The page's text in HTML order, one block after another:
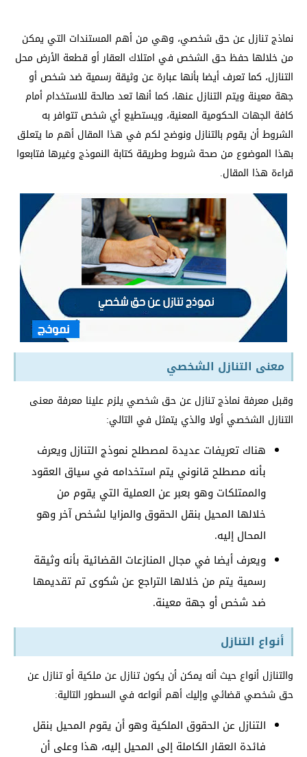
نماذج تنازل عن حق شخصي، وهي من أهم المستندات التي يمكن
من خلالها حفظ حق الشخص في امتلاك العقار أو قطعة الأرض محل
التنازل، كما تعرف أيضا بأنها عبارة عن وثيقة رسمية ضد شخص أو
جهة معينة ويتم التنازل عنها، كما أنها تعد صالحة للاستخدام أمام
كافة الجهات الحكومية المعنية، ويستطيع أي شخص تتوافر به
الشروط أن يقوم بالتنازل ونوضح لكم في هذا المقال أهم ما يتعلق
بهذا الموضوع من صحة شروط وطريقة كتابة النموذج وغيرها فتابعوا
قراءة هذا المقال.
معنى التنازل الشخصي
وقبل معرفة نماذج تنازل عن حق شخصي يلزم علينا معرفة معنى
التنازل الشخصي أولا والذي يتمثل في التالي:
هناك تعريفات عديدة لمصطلح نموذج التنازل ويعرف
بأنه مصطلح قانوني يتم استخدامه في سياق العقود
والممتلكات وهو بعبر عن العملية التي يقوم من
خلالها المحيل بنقل الحقوق والمزايا لشخص آخر وهو
المحال إليه.
ويعرف أيضا في مجال المنازعات القضائية بأنه وثيقة
رسمية يتم من خلالها التراجع عن شكوى تم تقديمها
ضد شخص أو جهة معينة.
أنواع التنازل
والتنازل أنواع حيث أنه يمكن أن يكون تنازل عن ملكية أو تنازل عن
حق شخصي قضائي وإليك أهم أنواعه في السطور التالية:
التنازل عن الحقوق الملكية وهو أن يقوم المحيل بنقل
فائدة العقار الكاملة إلى المحيل إليه، هذا وعلى أن